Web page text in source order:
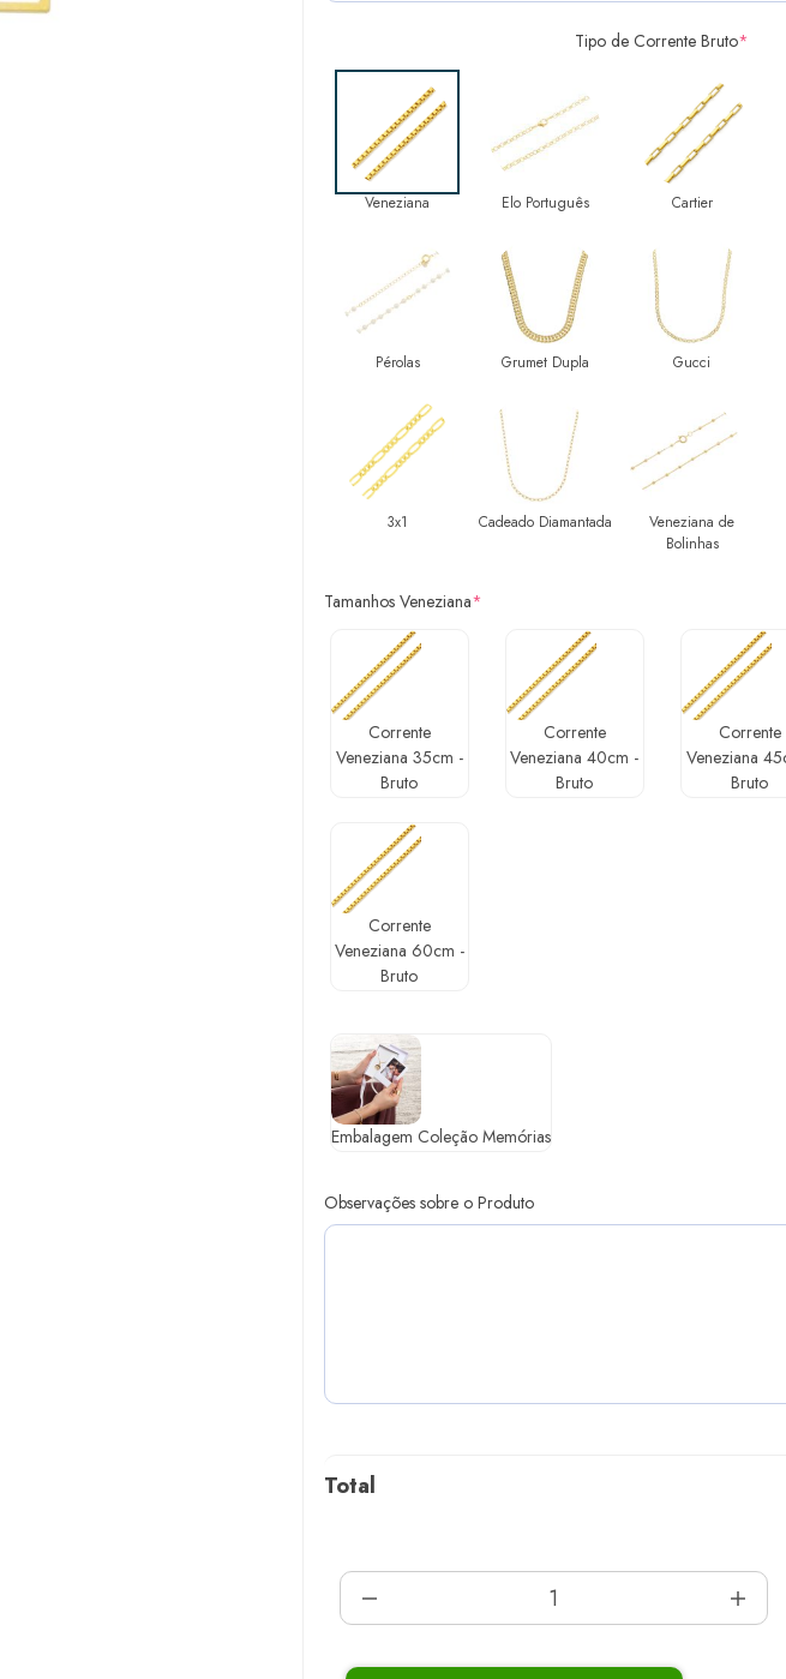
Tipo de Corrente Bruto*
Veneziana Elo Português Cartier
Pérolas Grumet Dupla Gucci
3x1 Cadeado Diamantada
Veneziana de
Bolinhas
Tamanhos Veneziana*
Corrente
Veneziana 35cm -
Bruto
Corrente
Veneziana 40cm -
Bruto
Corrente
Veneziana
Bruto
Corrente
Veneziana 60cm -
Bruto
Embalagem Coleção Memórias
Observações sobre o Produto
Total